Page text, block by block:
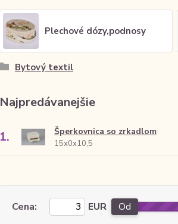
Plechové dózy,podnosy
Bytový textil
Najpredávanejšie
1. Šperkovnica so zrkadlom
15x0x10,5
Cena: EUR Od